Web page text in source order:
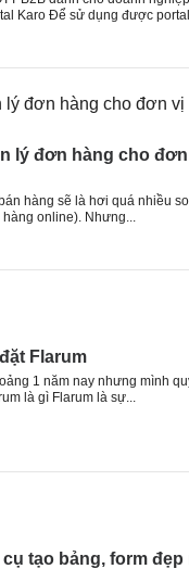
Karo Để sử dụng được
lý đơn hàng cho
hàng sẽ là hơi quá nhiều
online). Nhưng...
Flarum
1 năm nay nhưng mình
là gì Flarum là sự...
tạo bảng, form đẹp